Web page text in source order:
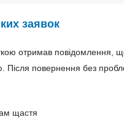
заявок
отримав повідомлення,
Після повернення без
щастя